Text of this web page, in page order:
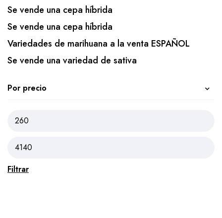
Se vende una cepa híbrida
Se vende una cepa híbrida
Variedades de marihuana a la venta ESPAÑOL
Se vende una variedad de sativa
Por precio
Filtrar